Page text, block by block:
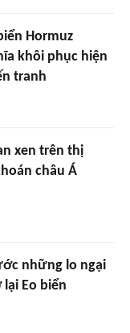
Hormuz
khôi phục hiện
tranh
xen trên thị
châu Á
những lo ngại
Eo biển